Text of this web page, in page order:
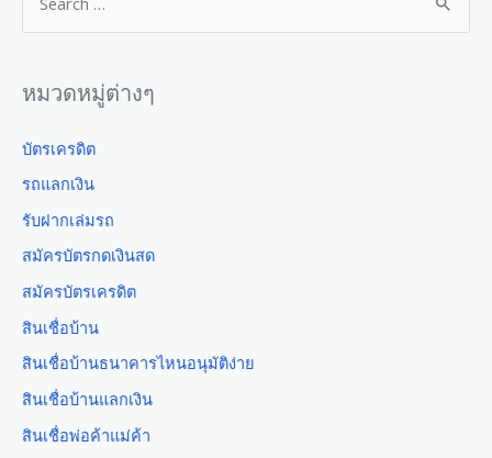
หมวดหมู่ต่างๆ
บัตรเครดิต
รถแลกเงิน
รับฝากเล่มรถ
สมัครบัตรกดเงินสด
สมัครบัตรเครดิต
สินเชื่อบ้าน
สินเชื่อบ้านธนาคารไหนอนุมัติง่าย
สินเชื่อบ้านแลกเงิน
สินเชื่อพ่อค้าแม่ค้า